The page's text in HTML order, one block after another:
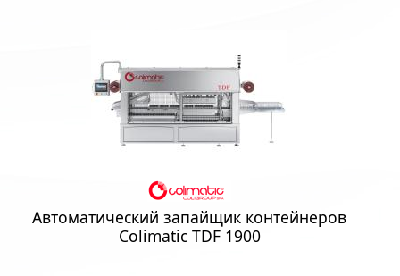
Автоматический запайщик контейнеров
Colimatic TDF 1900